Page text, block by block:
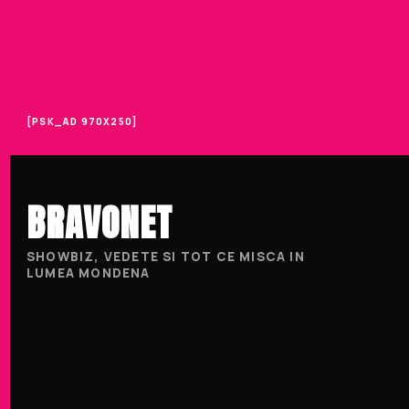
[PSK_AD 970X250]
BRAVONET
SHOWBIZ, VEDETE SI TOT CE MISCA IN
LUMEA MONDENA